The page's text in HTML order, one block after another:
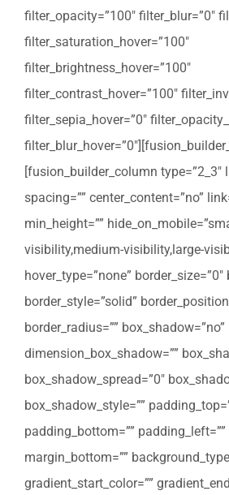
filter_opacity=”100″ filter_blur=”0″
filter_saturation_hover=”100″
filter_brightness_hover=”100″
filter_contrast_hover=”100″
filter_sepia_hover=”0″
[fusion_builder_column type=”2_3″
spacing=”” center_content=”no”
min_height=””
visibility,medium-visibility,large-
hover_type=”none” border_size=”0″
border_style=”solid”
border_radius=”” box_shadow=”no”
dimension_box_shadow=””
box_shadow_spread=”0″
box_shadow_style=””
padding_bottom=”” padding_left=””
margin_bottom=””
gradient_start_color=””